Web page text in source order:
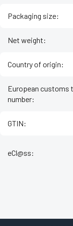
Packaging size:
Net weight:
Country of origin:
European customs
number:
GTIN:
eCl@ss: